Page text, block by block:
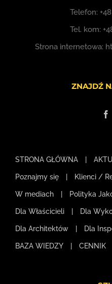
Telefon:
Tel. kom:
Strona internetowa:
ZNAJDŹ
STRONA GŁÓWNA
Poznajmy się Klienci /
W mediach Polityka
Dla Właścicieli Dla
Dla Architektów Dla
BAZA WIEDZY CENNIK